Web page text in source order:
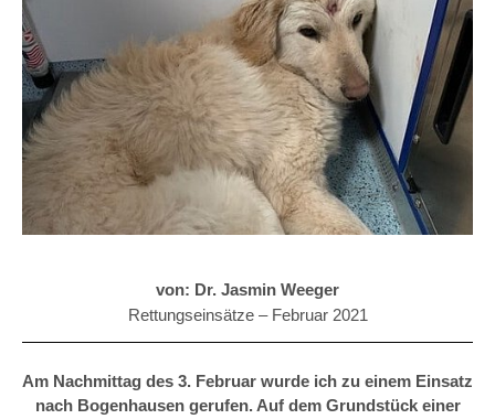
von: Dr. Jasmin Weeger
Rettungseinsätze – Februar 2021
Am Nachmittag des 3. Februar wurde ich zu einem Einsatz
nach Bogenhausen gerufen. Auf dem Grundstück einer